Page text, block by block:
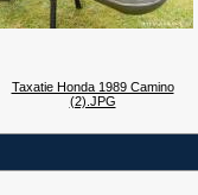
Taxatie Honda 1989 Camino
(2).JPG